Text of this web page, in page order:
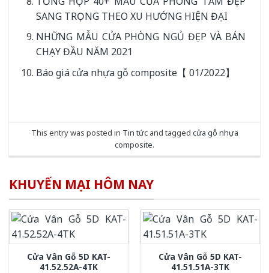
SANG TRỌNG THEO XU HƯỚNG HIỆN ĐẠI
NHỮNG MẪU CỬA PHÒNG NGỦ ĐẸP VÀ BÁN
CHẠY ĐẦU NĂM 2021
Báo giá cửa nhựa gỗ composite【 01/2022】
This entry was posted in Tin tứcand tagged cửa gỗ nhựa
composite.
KHUYẾN MẠI HÔM NAY
Cửa Vân Gỗ 5D KAT-
41.52.52A-4TK
Cửa Vân Gỗ 5D KAT-
41.51.51A-3TK